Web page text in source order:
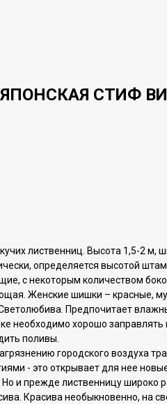
СТИФ
лиственниц. Высота 1,5-2 м,
определяется высотой
с некоторым количеством
Женские шишки – красные,
Предпочитает
необходимо хорошо заправлять
поливы.
городского воздуха
- это открывает для нее
и прежде лиственницу широко
Красива необыкновенно, на